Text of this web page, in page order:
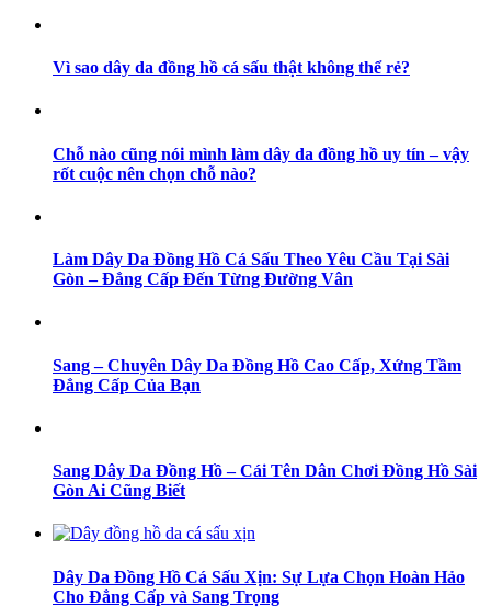
Vì sao dây da đồng hồ cá sấu thật không thể rẻ?
Chỗ nào cũng nói mình làm dây da đồng hồ uy tín – vậy
rốt cuộc nên chọn chỗ nào?
Làm Dây Da Đồng Hồ Cá Sấu Theo Yêu Cầu Tại Sài
Gòn – Đẳng Cấp Đến Từng Đường Vân
Sang – Chuyên Dây Da Đồng Hồ Cao Cấp, Xứng Tầm
Đẳng Cấp Của Bạn
Sang Dây Da Đồng Hồ – Cái Tên Dân Chơi Đồng Hồ Sài
Gòn Ai Cũng Biết
Dây Da Đồng Hồ Cá Sấu Xịn: Sự Lựa Chọn Hoàn Hảo
Cho Đẳng Cấp và Sang Trọng